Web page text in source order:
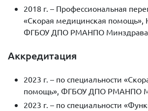
2018 г. – Профессиональная
«Скорая медицинская
ФГБОУ ДПО РМАНПО
Аккредитация
2023 г. – по специальности
помощь», ФГБОУ ДПО РМАНПО
2023 г. – по специальности